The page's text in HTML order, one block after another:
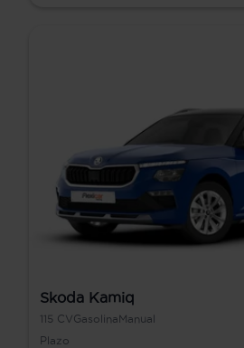
Skoda Kamiq
115 CVGasolina Manual
Plazo